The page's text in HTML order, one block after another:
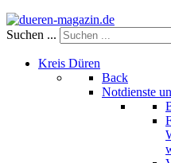
Suchen ...
Kreis Düren
Back
Notdienste